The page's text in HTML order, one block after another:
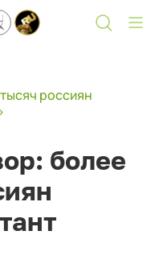
россиян
более